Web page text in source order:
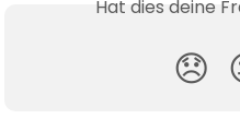
Hat dies deine
😞